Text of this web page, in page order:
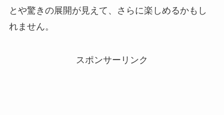
とや驚きの展開が見えて、さらに楽しめるかもし
れません。
スポンサーリンク